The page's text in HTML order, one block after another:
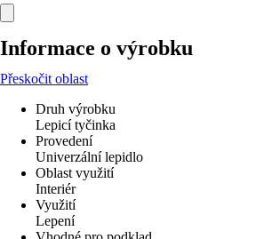
Informace o výrobku
Přeskočit oblast
Druh výrobku
Lepicí tyčinka
Provedení
Univerzální lepidlo
Oblast využití
Interiér
Využití
Lepení